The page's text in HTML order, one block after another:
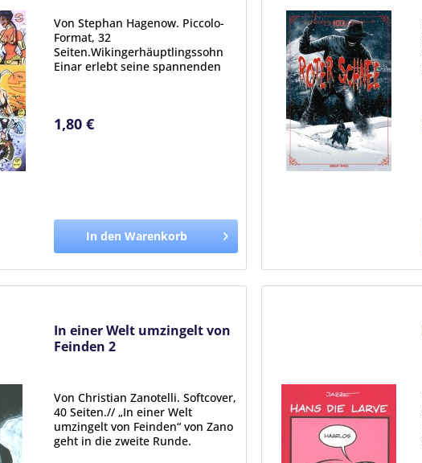
Von Stephan Hagenow. Piccolo-
Format, 32
Seiten.Wikingerhäuptlingssohn
Einar erlebt seine spannenden
spektakulären Actionszenen zeigt
1,80 €
In den Warenkorb
In einer Welt umzingelt von
Feinden 2
Von Christian Zanotelli. Softcover,
40 Seiten.// „In einer Welt
umzingelt von Feinden“ von Zano
geht in die zweite Runde.